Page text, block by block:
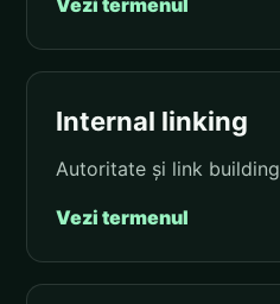
Vezi termenul
Internal linking
Autoritate și link building
Vezi termenul